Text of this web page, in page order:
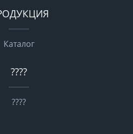
Каталог
????
????